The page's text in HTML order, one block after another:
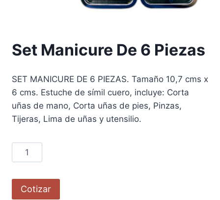
Set Manicure De 6 Piezas
SET MANICURE DE 6 PIEZAS. Tamaño 10,7 cms x
6 cms. Estuche de símil cuero, incluye: Corta
uñas de mano, Corta uñas de pies, Pinzas,
Tijeras, Lima de uñas y utensilio.
Cotizar